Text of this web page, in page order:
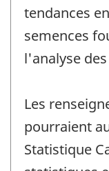
tendances
semences
l'analyse
Les
pourraient
Statistique